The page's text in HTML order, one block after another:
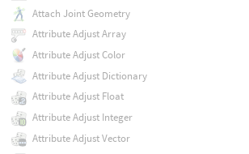
Attach Joint Geometry
Attribute Adjust Array
Attribute Adjust Color
Attribute Adjust Dictionary
Attribute Adjust Float
Attribute Adjust Integer
Attribute Adjust Vector